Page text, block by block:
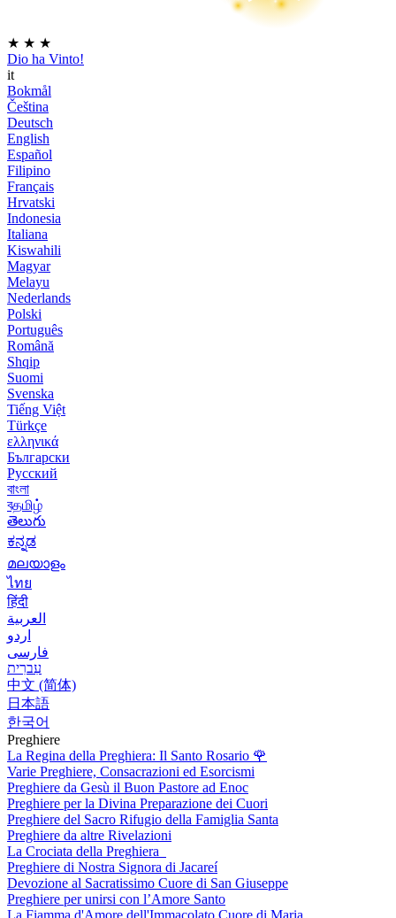
★ ★ ★
Dio ha Vinto!
it
Bokmål
Čeština
Deutsch
English
Español
Filipino
Français
Hrvatski
Indonesia
Italiana
Kiswahili
Magyar
Melayu
Nederlands
Polski
Português
Română
Shqip
Suomi
Svenska
Tiếng Việt
Türkçe
ελληνικά
Български
Русский
বাংলা
বதமிழ்
తెలుగు
ಕನ್ನಡ
മലയാളം
ไทย
हिंदी
العربية
اردو
فارسی
עִברִית
中文 (简体)
日本語
한국어
Preghiere
La Regina della Preghiera: Il Santo Rosario 🌹
Varie Preghiere, Consacrazioni ed Esorcismi
Preghiere da Gesù il Buon Pastore ad Enoc
Preghiere per la Divina Preparazione dei Cuori
Preghiere del Sacro Rifugio della Famiglia Santa
Preghiere da altre Rivelazioni
La Crociata della Preghiera
Preghiere di Nostra Signora di Jacareí
Devozione al Sacratissimo Cuore di San Giuseppe
Preghiere per unirsi con l’Amore Santo
La Fiamma d'Amore dell'Immacolato Cuore di Maria